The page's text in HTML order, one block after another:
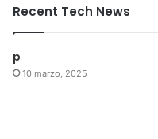
Recent Tech News
p
10 marzo, 2025